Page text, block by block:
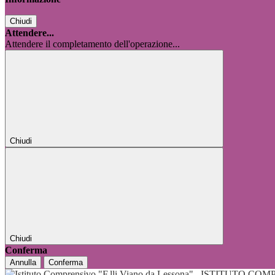
Chiudi
Attendere...
Attendere il completamento dell'operazione...
Chiudi
Chiudi
Conferma
Annulla Conferma